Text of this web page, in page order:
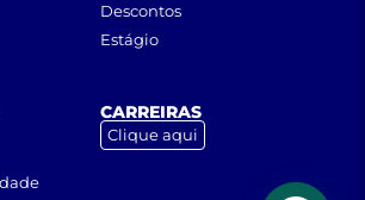
Descontos
Estágio
CARREIRAS
Clique aqui